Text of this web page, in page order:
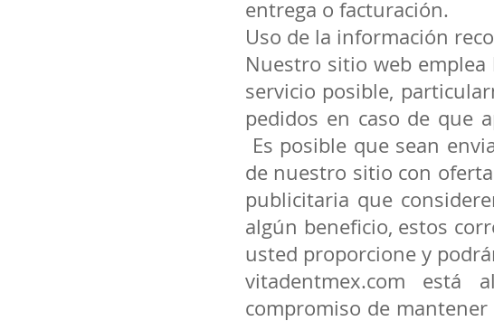
entrega o facturación.
Uso de la información
Nuestro sitio web
servicio posible,
pedidos en caso de que
Es posible que sean
de nuestro sitio con
publicitaria que
algún beneficio, estos
usted proporcione y
vitadentmex.com está
compromiso de